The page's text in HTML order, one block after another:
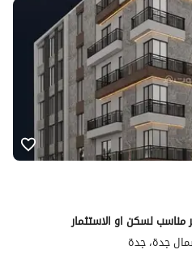
لسكن او الاستثمار
جدة، جدة